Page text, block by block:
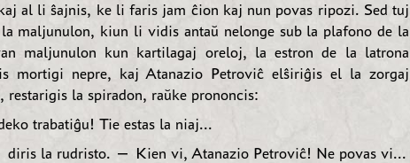
al li ŝajnis, ke li faris jam ĉion kaj nun povas ripozi. Sed tuj
maljunulon, kiun li vidis antaŭ nelonge sub la plafono de la
maljunulon kun kartilagaj oreloj, la estron de la latrona
mortigi nepre, kaj Atanazio Petroviĉ elŝiriĝis el la zorgaj
restarigis la spiradon, raŭke prononcis:
trabatiĝu! Tie estas la niaj...
la rudristo. — Kien vi, Atanazio Petroviĉ! Ne povas vi...